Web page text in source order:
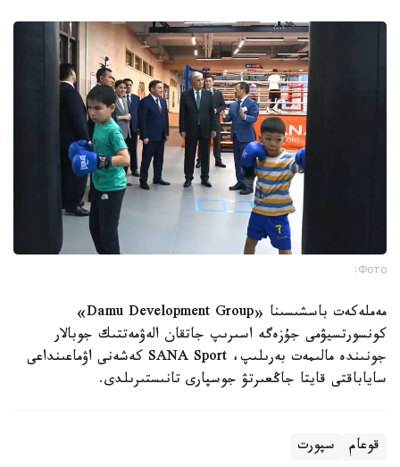
Фото:
مەملەكەت باسشىسىنا «Damu Development Group»
كونسورتسيۋمى جۇزەگە اسىرىپ جاتقان الەۋمەتتىك جوبالار
جونىندە مالىمەت بەرىلىپ، SANA Sport كەشەنى اۋماعىنداعى
ساياباقتى قايتا جاڭعىرتۋ جوسپارى تانىستىرىلدى.
قوعام سپورت